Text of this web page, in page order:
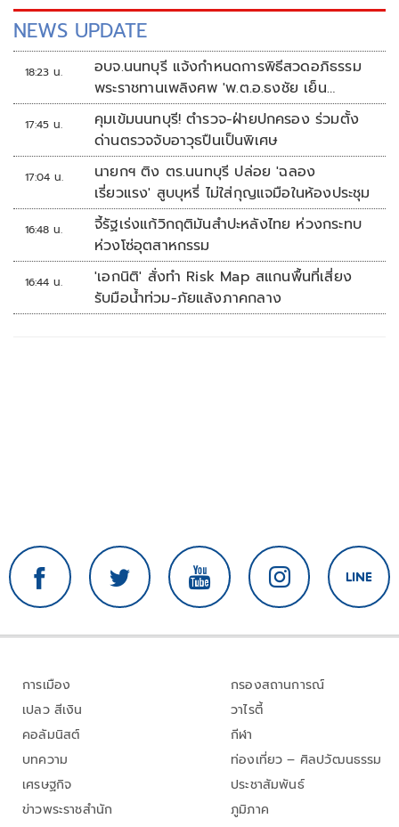
NEWS UPDATE
18:23 น.
อบจ.นนทบุรี แจ้งกำหนดการพิธีสวดอภิธรรม
พระราชทานเพลิงศพ 'พ.ต.อ.ธงชัย เย็น
ประเสริฐ'
17:45 น.
คุมเข้มนนทบุรี! ตำรวจ-ฝ่ายปกครอง ร่วมตั้ง
ด่านตรวจจับอาวุธปืนเป็นพิเศษ
17:04 น.
นายกฯ ติง ตร.นนทบุรี ปล่อย 'ฉลอง
เรี่ยวแรง' สูบบุหรี่ ไม่ใส่กุญแจมือในห้องประชุม
16:48 น.
จี้รัฐเร่งแก้วิกฤติมันสำปะหลังไทย ห่วงกระทบ
ห่วงโซ่อุตสาหกรรม
16:44 น.
'เอกนิติ' สั่งทำ Risk Map สแกนพื้นที่เสี่ยง
รับมือน้ำท่วม-ภัยแล้งภาคกลาง
การเมือง
เปลว สีเงิน
คอลัมนิสต์
บทความ
เศรษฐกิจ
ข่าวพระราชสำนัก
กรองสถานการณ์
วาไรตี้
กีฬา
ท่องเที่ยว – ศิลปวัฒนธรรม
ประชาสัมพันธ์
ภูมิภาค